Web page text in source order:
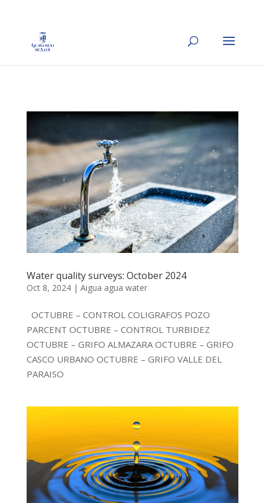
Water quality surveys: October 2024
Oct 8, 2024| Aigua agua water
OCTUBRE – CONTROL COLIGRAFOS POZO
PARCENT OCTUBRE – CONTROL TURBIDEZ
OCTUBRE – GRIFO ALMAZARA OCTUBRE – GRIFO
CASCO URBANO OCTUBRE – GRIFO VALLE DEL
PARAISO